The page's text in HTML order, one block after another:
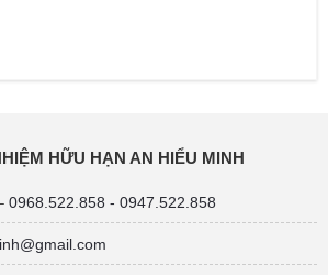
HỮU HẠN AN HIỂU MINH
0968.522.858 - 0947.522.858